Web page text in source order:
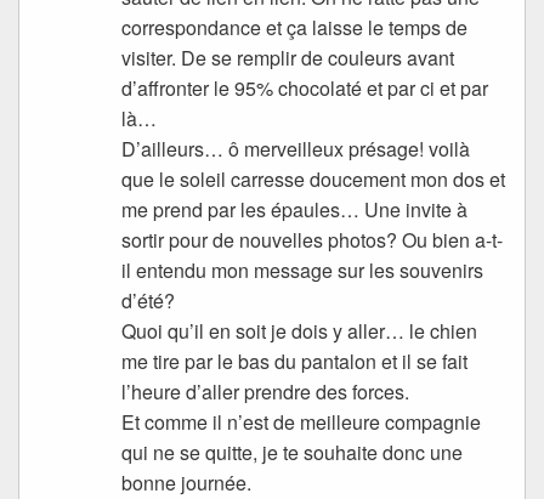
correspondance et ça laisse le temps de
visiter. De se remplir de couleurs avant
d’affronter le 95% chocolaté et par ci et par
là…
D’ailleurs… ô merveilleux présage! voilà
que le soleil carresse doucement mon dos et
me prend par les épaules… Une invite à
sortir pour de nouvelles photos? Ou bien a-t-
il entendu mon message sur les souvenirs
d’été?
Quoi qu’il en soit je dois y aller… le chien
me tire par le bas du pantalon et il se fait
l’heure d’aller prendre des forces.
Et comme il n’est de meilleure compagnie
qui ne se quitte, je te souhaite donc une
bonne journée.